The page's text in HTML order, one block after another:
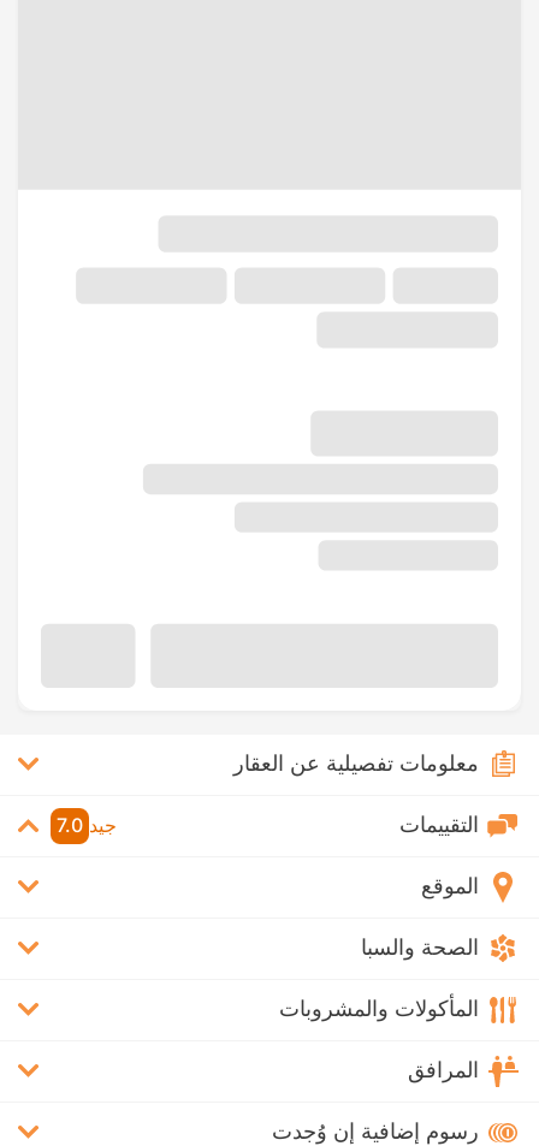
معلومات تفصيلية عن العقار
التقييمات جيد 7.0
الموقع
الصحة والسبا
المأكولات والمشروبات
المرافق
رسوم إضافية إن وُجدت